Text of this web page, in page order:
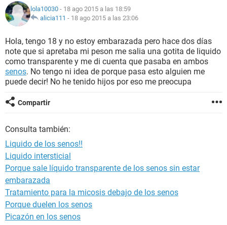
NUTRICIÓN
BIENESTAR
SEXUALIDAD
GLOSARIO
lola10030 - 18 ago 2015 a las 18:59
alicia111 - 18 ago 2015 a las 23:06
Hola, tengo 18 y no estoy embarazada pero hace dos días
note que si apretaba mi peson me salia una gotita de liquido
como transparente y me di cuenta que pasaba en ambos
senos. No tengo ni idea de porque pasa esto alguien me
puede decir! No he tenido hijos por eso me preocupa
Compartir
Consulta también:
Liquido de los senos!!
Liquido intersticial
Porque sale líquido transparente de los senos sin estar
embarazada
Tratamiento para la micosis debajo de los senos
Porque duelen los senos
Picazón en los senos